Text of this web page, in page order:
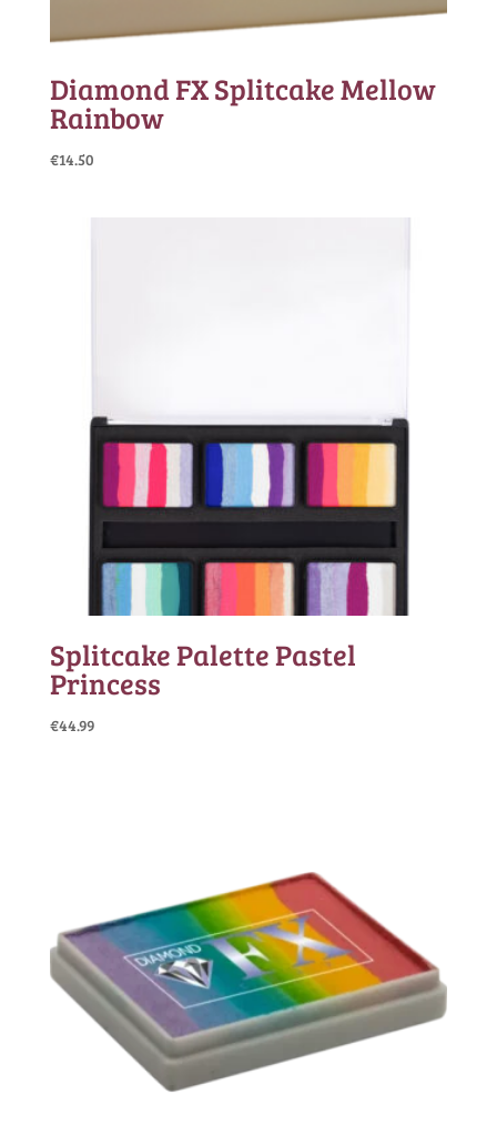
Diamond FX Splitcake Mellow
Rainbow
€14.50
Splitcake Palette Pastel
Princess
€44.99